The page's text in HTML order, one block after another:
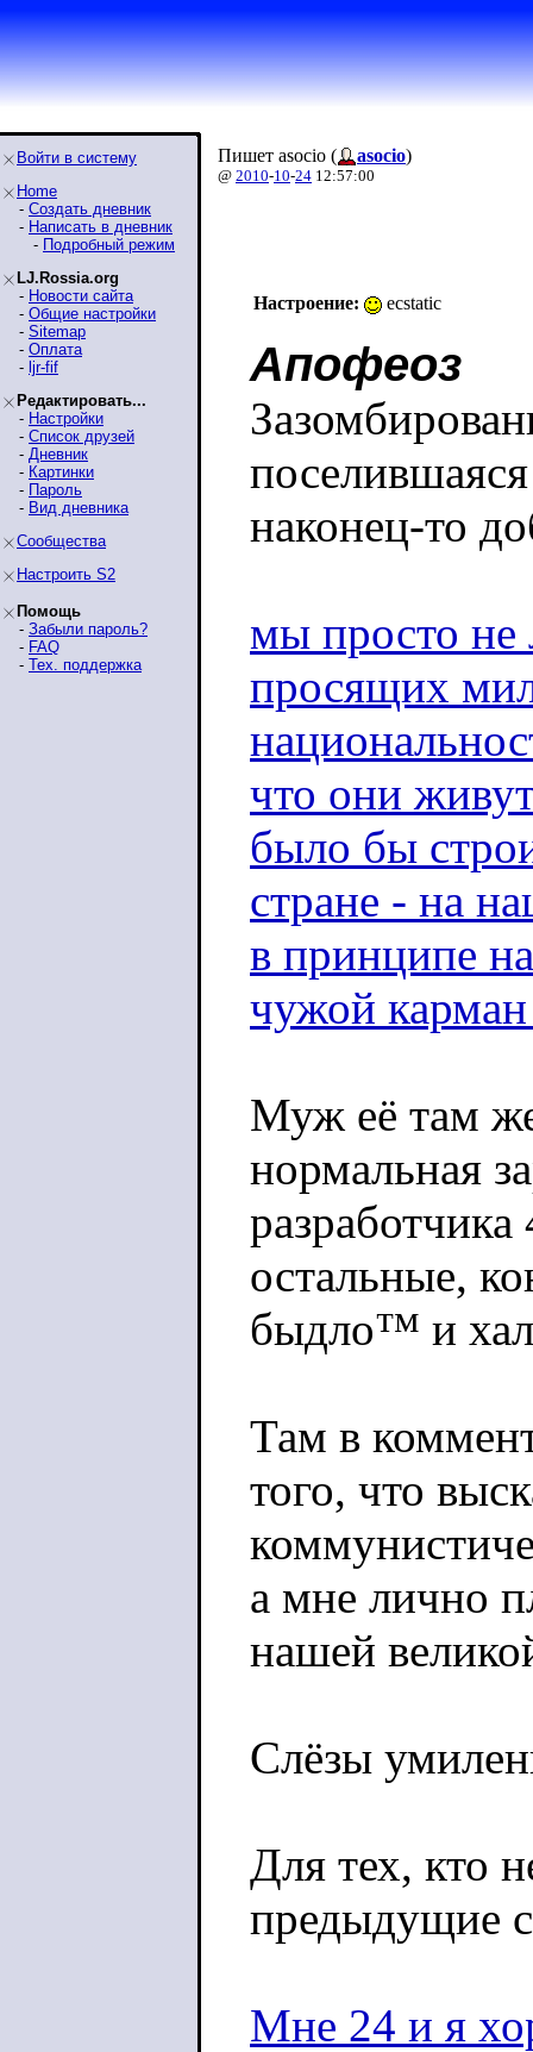
Войти в систему
Home
- Создать дневник
- Написать в дневник
- Подробный режим
LJ.Rossia.org
- Новости сайта
- Общие настройки
- Sitemap
- Оплата
- ljr-fif
Редактировать...
- Настройки
- Список друзей
- Дневник
- Картинки
- Пароль
- Вид дневника
Сообщества
Настроить S2
Помощь
- Забыли пароль?
- FAQ
- Тех. поддержка
Пишет asocio ( asocio)
@ 2010-10-24 12:57:00
Настроение: ecstatic
Апофеоз
наконец-то
мы просто
просящих
что они
было бы
стране - на
в принципе
чужой
Муж её там
нормальная
остальные,
быдло™ и
Там в
того, что
а мне лично
нашей
Слёзы
Для тех, кто
предыдущие
Мне 24 и я